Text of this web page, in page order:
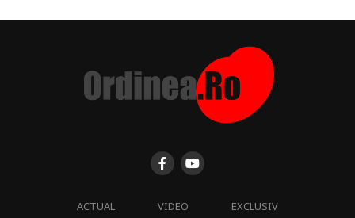
ACTUAL VIDEO
EXCLUSIV